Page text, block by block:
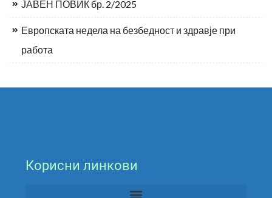
ЈАВЕН ПОВИК бр. 2/2025
Европската недела на безбедност и здравје при
работа
Корисни линкови